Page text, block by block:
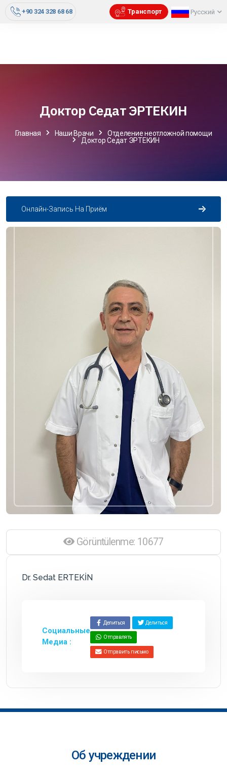
+90 324 328 68 68 Транспорт Русский
Доктор Седат ЭРТЕКИН
Главная Наши Врачи
Отделение неотложной помощи
Доктор Седат ЭРТЕКИН
Dr. Sedat ERTEKİN
Социальные
Медиа :
Делиться Делиться
Отправлять
Отправить письмо
Онлайн-Запись На Приём
Görüntülenme: 10677
Об учреждении